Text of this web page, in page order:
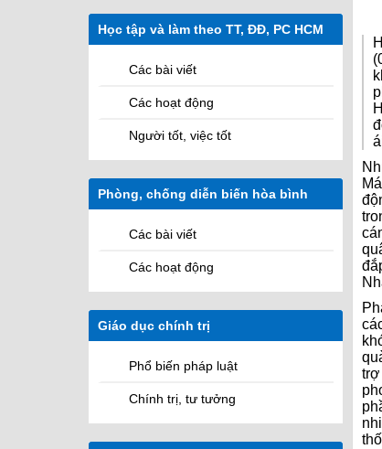
Các Hệ quản lý học viên
Học tập và làm theo TT, ĐĐ, PC HCM
Các bài viết
Các hoạt động
Người tốt, việc tốt
Phòng, chống diễn biến hòa bình
Các bài viết
Các hoạt động
Giáo dục chính trị
Phổ biến pháp luật
Chính trị, tư tưởng
trợ